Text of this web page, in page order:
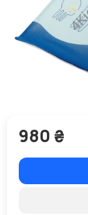
980 ₴